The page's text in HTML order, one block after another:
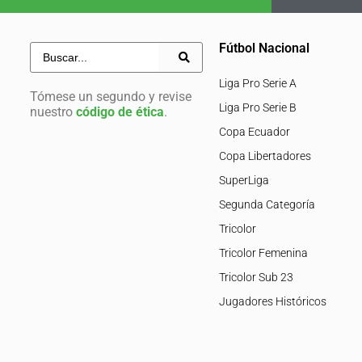
Tómese un segundo y revise
nuestro código de ética.
Fútbol Nacional
Liga Pro Serie A
Liga Pro Serie B
Copa Ecuador
Copa Libertadores
SuperLiga
Segunda Categoría
Tricolor
Tricolor Femenina
Tricolor Sub 23
Jugadores Históricos